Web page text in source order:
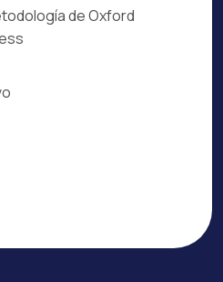
de Oxford